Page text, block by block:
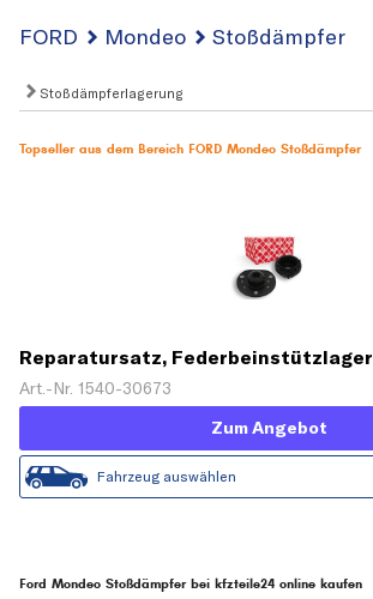
FORD Mondeo Stoßdämpfer
Stoßdämpferlagerung
Topseller aus dem Bereich FORD Mondeo Stoßdämpfer
Reparatursatz, Federbeinstützlager
Art.-Nr. 1540-30673
Zum Angebot
Fahrzeug auswählen
Ford Mondeo Stoßdämpfer bei kfzteile24 online kaufen